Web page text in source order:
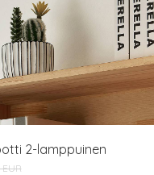
2-lamppuinen
EUR